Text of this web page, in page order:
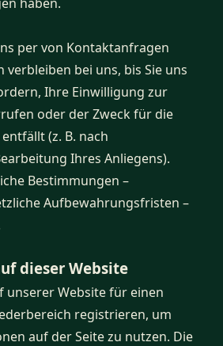
per von Kontaktanfragen
verbleiben bei uns, bis Sie uns
Ihre Einwilligung zur
oder der Zweck für die
(z. B. nach
Ihres Anliegens).
Bestimmungen –
Aufbewahrungsfristen –
dieser Website
unserer Website für einen
registrieren, um
auf der Seite zu nutzen. Die